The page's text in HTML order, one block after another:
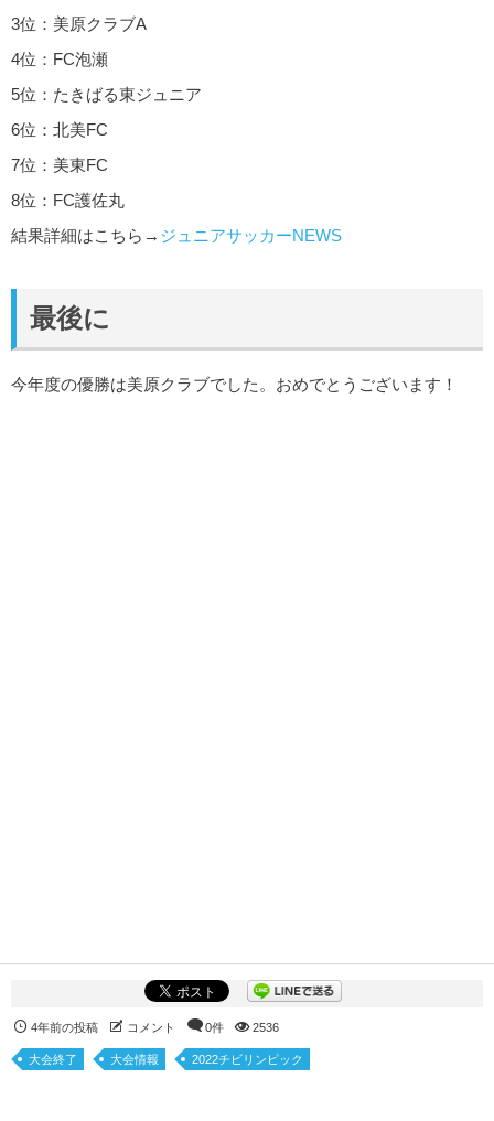
3位：美原クラブA
4位：FC泡瀬
5位：たきばる東ジュニア
6位：北美FC
7位：美東FC
8位：FC護佐丸
結果詳細はこちら→ ジュニアサッカーNEWS
最後に
今年度の優勝は美原クラブでした。おめでとうございます！
4年前の投稿 コメント 0件 2536
大会終了 大会情報 2022チビリンピック